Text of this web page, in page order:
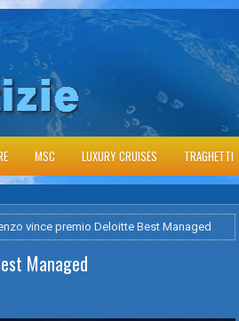
MSC LUXURY CRUISES TRAGHETTI
vince premio Deloitte Best Managed
Managed